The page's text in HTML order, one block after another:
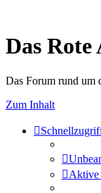
Das
Das Forum rund um
Zum Inhalt
Aktive